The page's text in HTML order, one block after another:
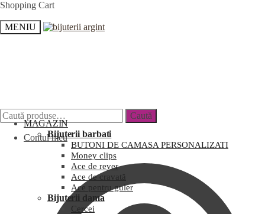
Shopping Cart
MENIU
Caută
Contul meu
MAGAZIN
Bijuterii barbati
BUTONI DE CAMASA PERSONALIZATI
Money clips
Ace de rever
Ace de cravată
Ace pentru guler
Bijuterii dama
Cercei